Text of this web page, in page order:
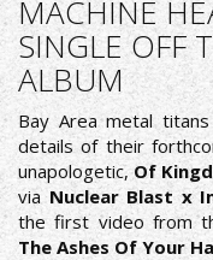
NEVER
AGAIN
MACHINE
SINGLE OFF
ALBUM
Bay Area metal
details of their
unapologetic,Of
viaNuclear Blast x
the first video from
The Ashes Of Your